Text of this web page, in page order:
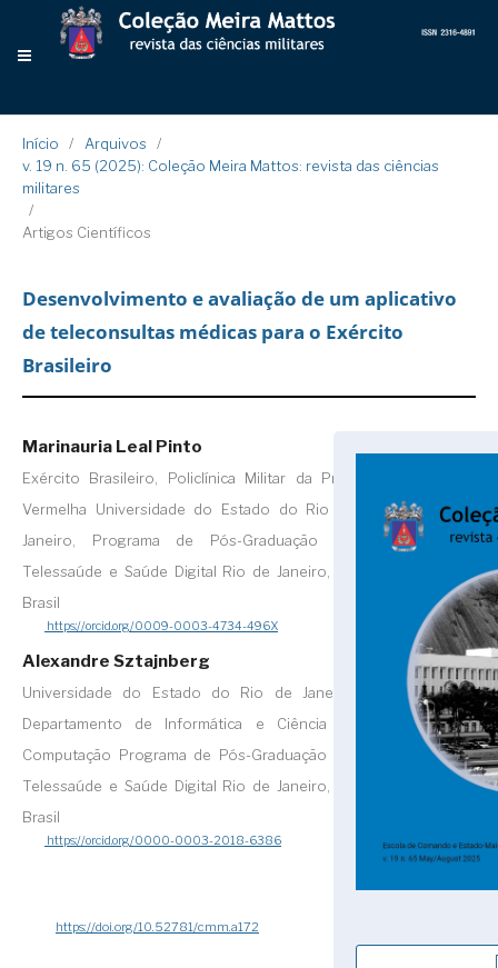
Início / Arquivos
/
v. 19 n. 65 (2025): Coleção Meira Mattos: revista das ciências
militares
/
Artigos Científicos
Desenvolvimento e avaliação de um aplicativo
de teleconsultas médicas para o Exército
Brasileiro
Marinauria Leal Pinto
Exército Brasileiro, Policlínica Militar da Praia
Vermelha Universidade do Estado do Rio de
Janeiro, Programa de Pós-Graduação em
Telessaúde e Saúde Digital Rio de Janeiro, RJ,
Brasil
https://orcid.org/0009-0003-4734-496X
Alexandre Sztajnberg
Universidade do Estado do Rio de Janeiro,
Departamento de Informática e Ciência da
Computação Programa de Pós-Graduação em
Telessaúde e Saúde Digital Rio de Janeiro, RJ,
Brasil
https://orcid.org/0000-0003-2018-6386
https://doi.org/10.52781/cmm.a172